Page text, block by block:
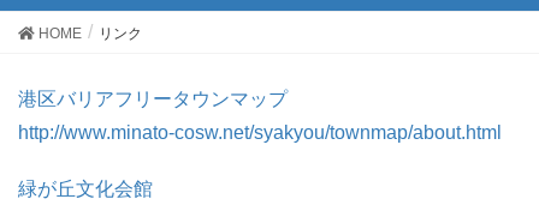
HOME リンク
港区バリアフリータウンマップ
http://www.minato-cosw.net/syakyou/townmap/about.html
緑が丘文化会館